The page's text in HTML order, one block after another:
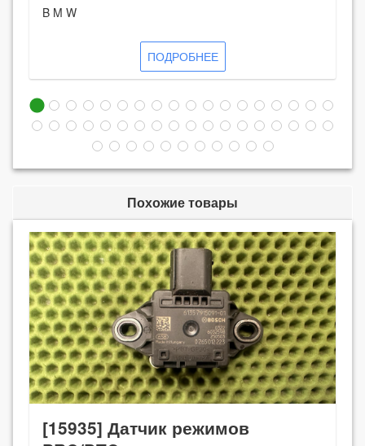
B M W
ПОДРОБНЕЕ
Похожие товары
[15935] Датчик режимов